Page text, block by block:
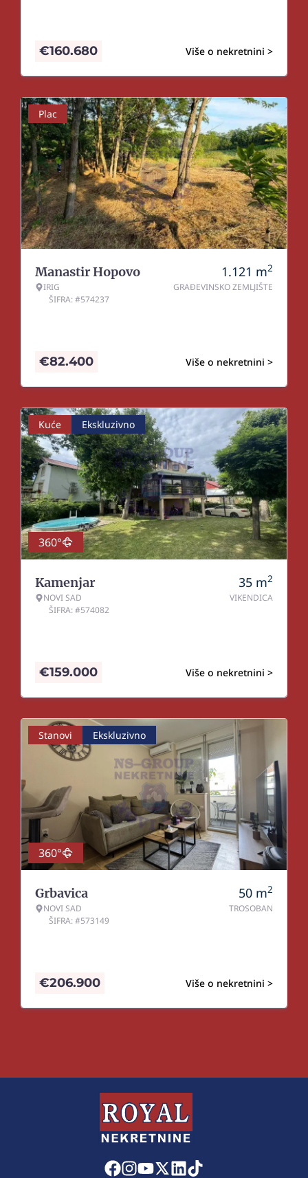
Više o nekretnini >
€160.680
Plac
Manastir Hopovo
IRIG
ŠIFRA: #574237
1.121 m2
GRAĐEVINSKO ZEMLJIŠTE
Više o nekretnini >
€82.400
Kuće Ekskluzivno
360°
Kamenjar
NOVI SAD
ŠIFRA: #574082
35 m2
VIKENDICA
Više o nekretnini >
€159.000
Stanovi Ekskluzivno
360°
Grbavica
NOVI SAD
ŠIFRA: #573149
50 m2
TROSOBAN
Više o nekretnini >
€206.900